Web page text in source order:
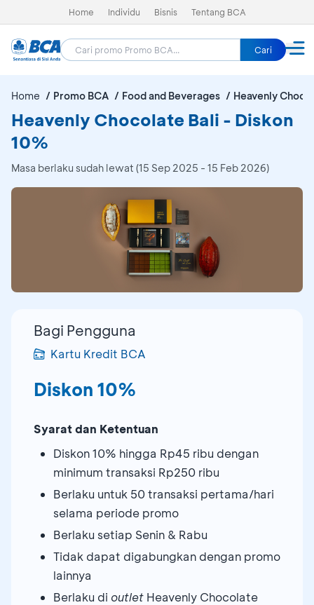
Home Individu Bisnis Tentang BCA
Cari
Home Promo BCA Food and Beverages Heavenly
Heavenly Chocolate Bali - Diskon
10%
Masa berlaku sudah lewat (15 Sep 2025 - 15 Feb 2026)
Bagi Pengguna
Kartu Kredit BCA
Diskon 10%
Syarat dan Ketentuan
Diskon 10% hingga Rp45 ribu dengan
minimum transaksi Rp250 ribu
Berlaku untuk 50 transaksi pertama/hari
selama periode promo
Berlaku setiap Senin & Rabu
Tidak dapat digabungkan dengan promo
lainnya
Berlaku di outlet Heavenly Chocolate